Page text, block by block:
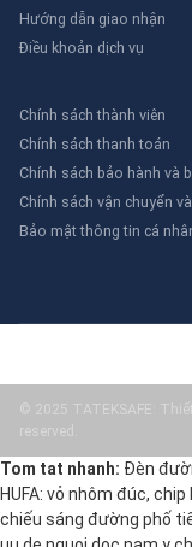
Hướng dẫn giao nhận
Điều khoản dịch vụ
Chính sách thành viên
Chính sách thanh toán
Chính sách bảo hành và
Chính sách vận chuyển
Bảo mật thông tin cá
© 2025 TATEKSAFE:
reserved.
Tom tat nhanh: Đèn
HUFA: vỏ nhôm đúc,
chiếu sáng đường phố